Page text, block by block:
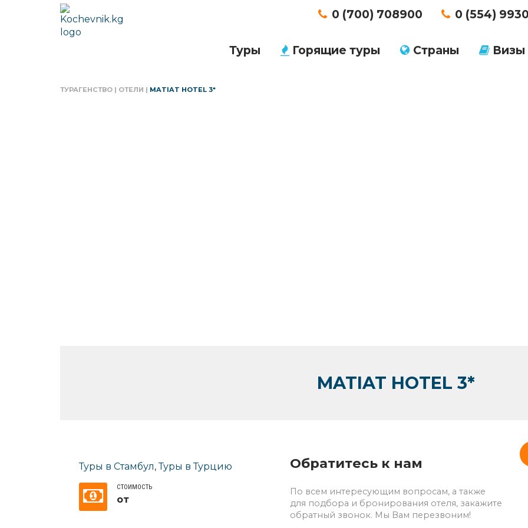
0 (700) 708900 0 (554)
Туры Горящие туры Страны Визы
ТУРАГЕНСТВО | ОТЕЛИ | MATIAT HOTEL 3*
MATIAT HOTEL 3*
Туры в Стамбул,Туры в Турцию
СТОИМОСТЬ
от
Обратитесь к нам
По всем интересующим вопросам, а также
для подбора и бронирования отеля, закажите
обратный звонок. Мы Вам перезвоним!